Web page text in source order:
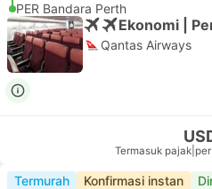
PER Bandara Perth
Ekonomi |
Qantas Airways
Termasuk pajak
Termurah Konfirmasi instan